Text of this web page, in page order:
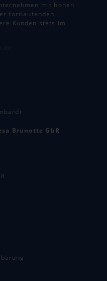
mit hohen
fortlaufenden
Kunden stets im
Brunotte GbR